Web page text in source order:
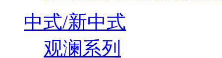
中式/新中式
观澜系列